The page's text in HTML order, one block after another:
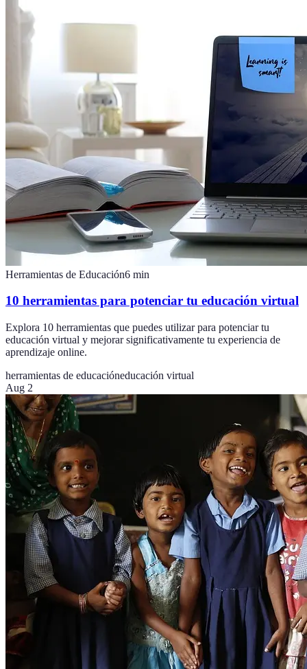
Herramientas de Educación6 min
10 herramientas para potenciar tu educación virtual
Explora 10 herramientas que puedes utilizar para potenciar tu
educación virtual y mejorar significativamente tu experiencia de
aprendizaje online.
herramientas de educacióneducación virtual
Aug 2